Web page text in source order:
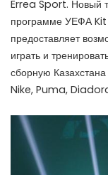
Errea Sport. Новый
программе УЕФА
предоставляет
играть и
сборную
Nike, Puma,